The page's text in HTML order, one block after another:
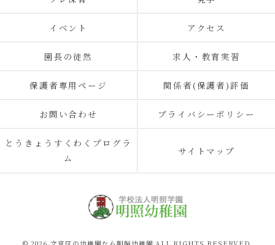
イベント アクセス
園長の徒然 求人・教育実習
保護者専用ページ 関係者(保護者)評価
お問い合わせ プライバシーポリシー
とうきょうすくわくプログラ
ム
サイトマップ